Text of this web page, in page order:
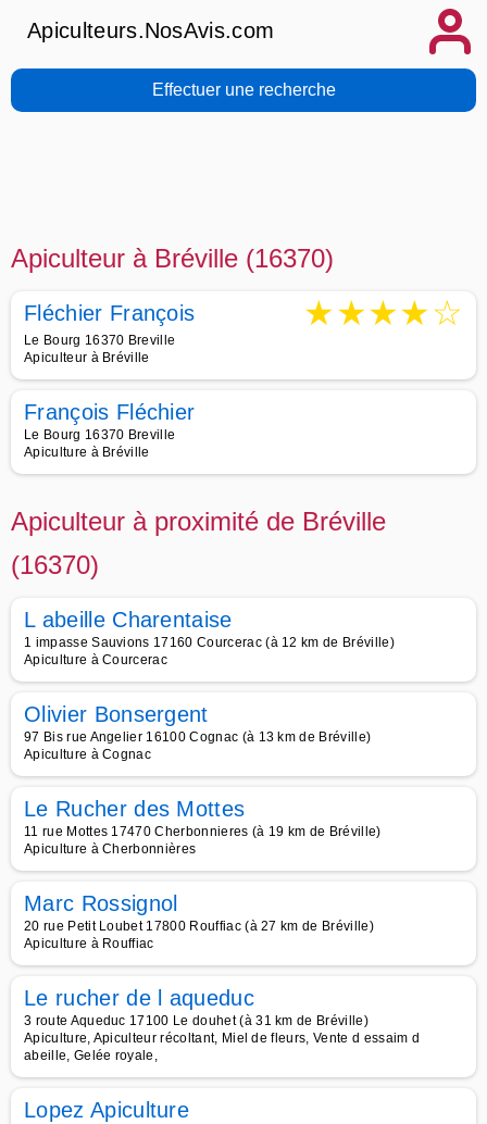
Apiculteurs.NosAvis.com
Effectuer une recherche
Apiculteur à Bréville (16370)
Fléchier François ★★★★☆
Le Bourg 16370 Breville
Apiculteur à Bréville
François Fléchier
Le Bourg 16370 Breville
Apiculture à Bréville
Apiculteur à proximité de Bréville
(16370)
L abeille Charentaise
1 impasse Sauvions 17160 Courcerac (à 12 km de Bréville)
Apiculture à Courcerac
Olivier Bonsergent
97 Bis rue Angelier 16100 Cognac (à 13 km de Bréville)
Apiculture à Cognac
Le Rucher des Mottes
11 rue Mottes 17470 Cherbonnieres (à 19 km de Bréville)
Apiculture à Cherbonnières
Marc Rossignol
20 rue Petit Loubet 17800 Rouffiac (à 27 km de Bréville)
Apiculture à Rouffiac
Le rucher de l aqueduc
3 route Aqueduc 17100 Le douhet (à 31 km de Bréville)
Apiculture, Apiculteur récoltant, Miel de fleurs, Vente d essaim d
abeille, Gelée royale,
Lopez Apiculture